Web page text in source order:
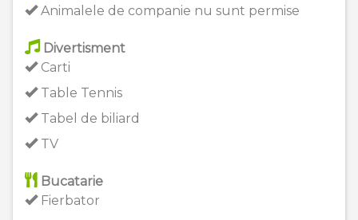
Animalele de companie nu sunt permise
Divertisment
Carti
Table Tennis
Tabel de biliard
TV
Bucatarie
Fierbator